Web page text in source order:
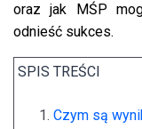
oraz jak MŚP
odnieść sukces.
SPIS TREŚCI
Czym są